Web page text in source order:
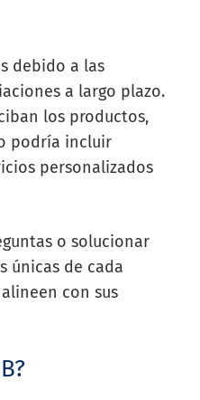
debido a las
a largo plazo.
los productos,
podría incluir
personalizados
o solucionar
únicas de cada
con sus